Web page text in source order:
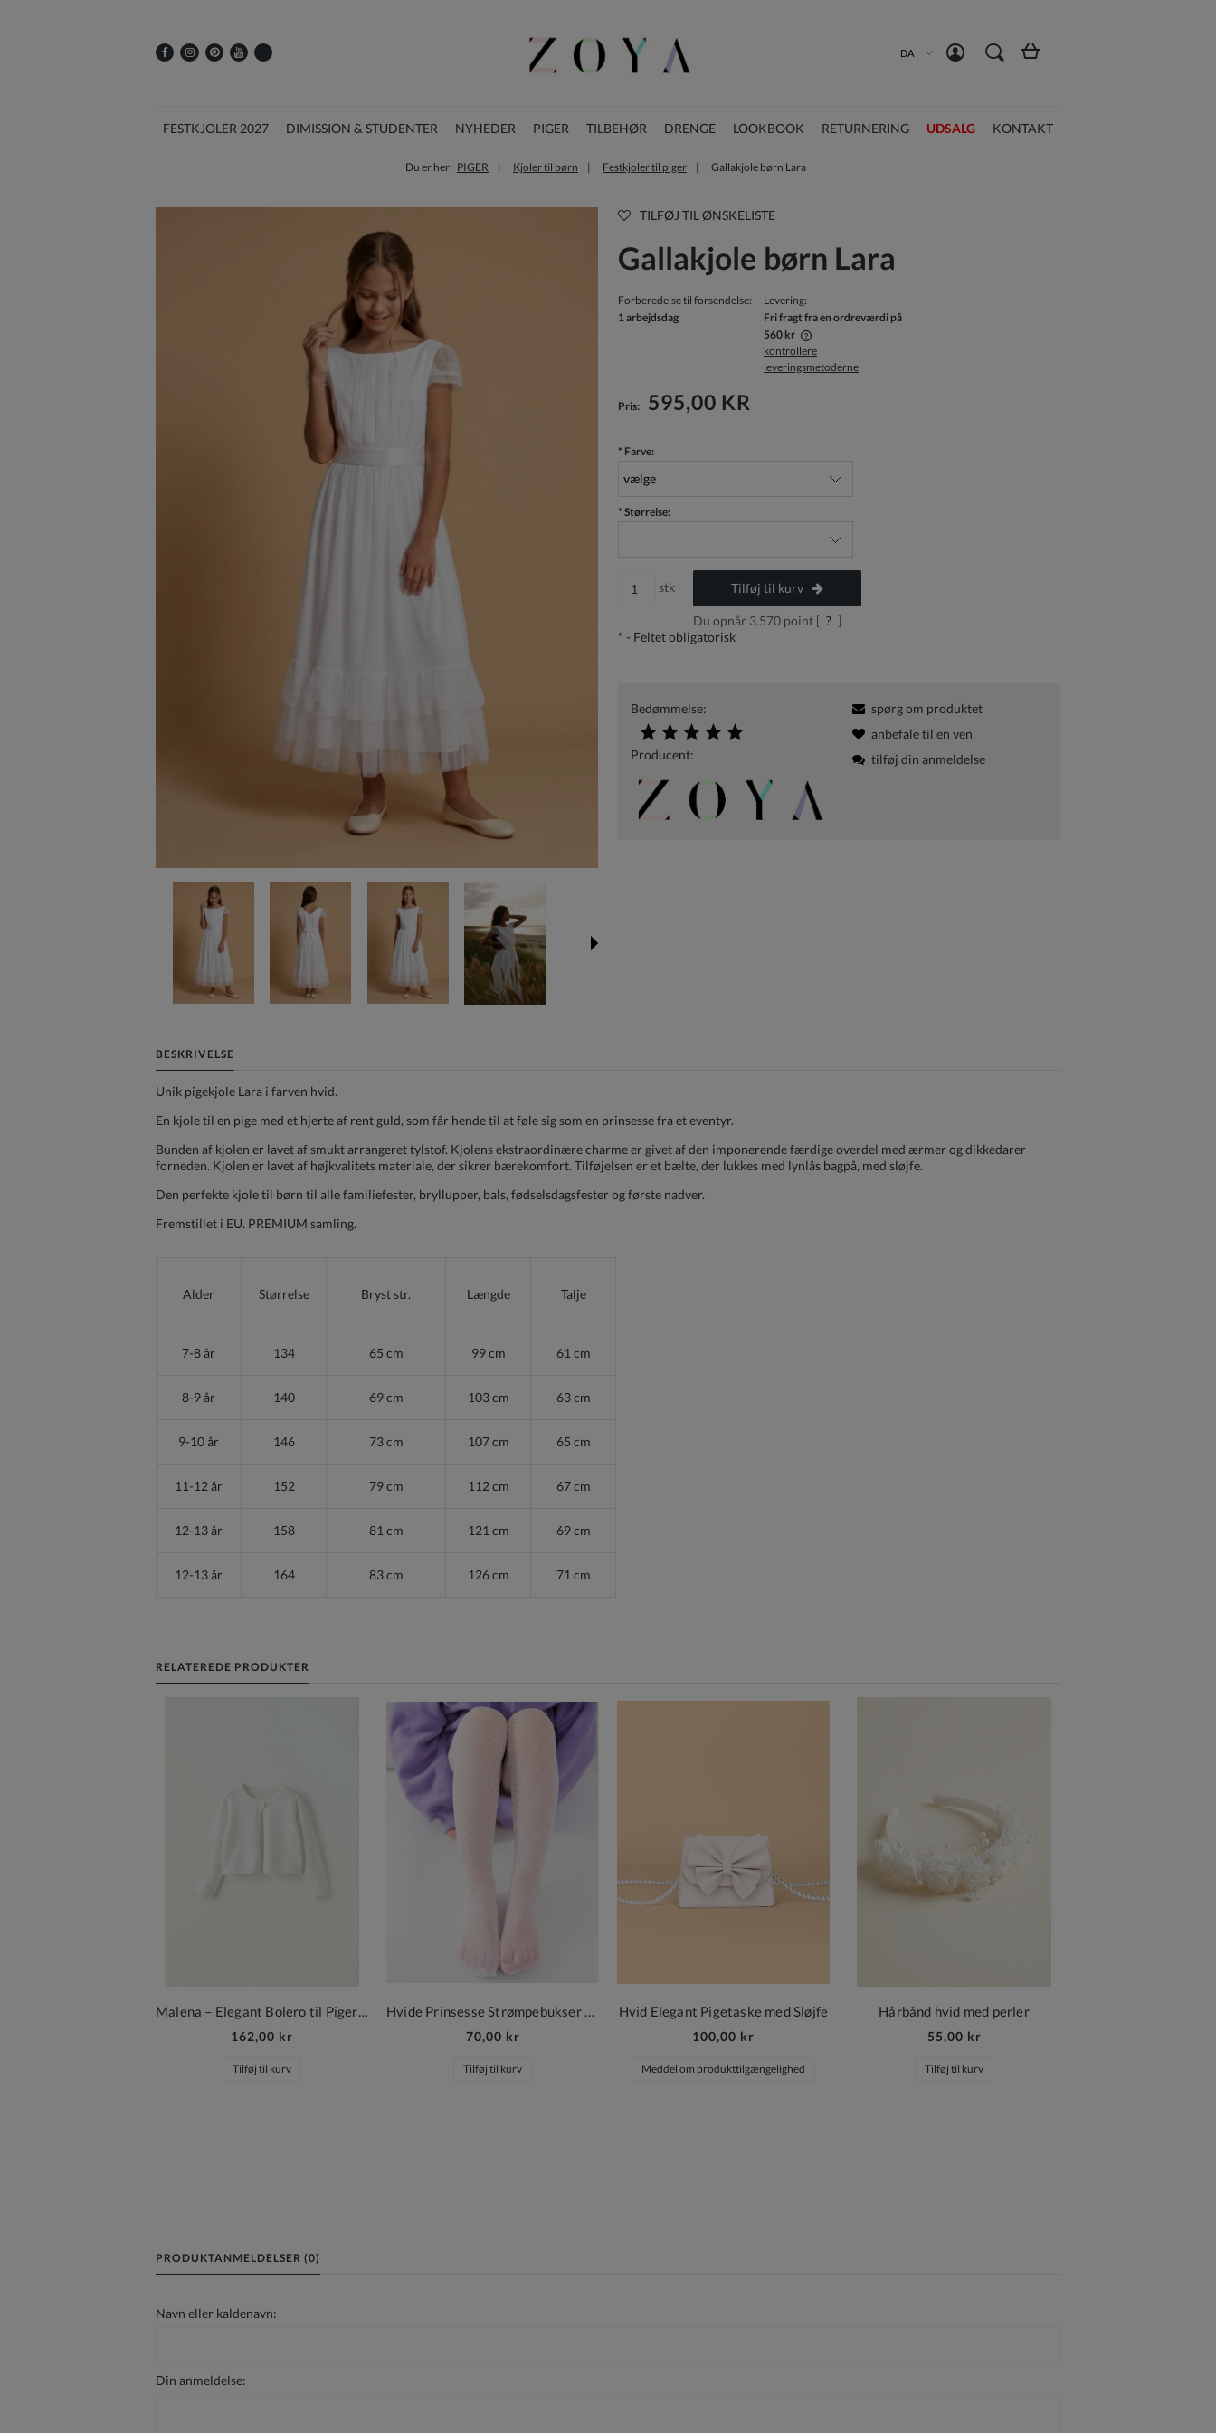
DA
FESTKJOLER 2027 DIMISSION & STUDENTER NYHEDER PIGER TILBEHØR DRENGE LOOKBOOK RETURNERING UDSALG KONTAKT
Du er her: PIGER Kjoler til børn Festkjoler til piger Gallakjole børn Lara
TILFØJ TIL ØNSKELISTE
Gallakjole børn Lara
Forberedelse til forsendelse:
1 arbejdsdag
Levering:
Fri fragt fra en ordreværdi på
560 kr
betalingsomkostninger
kontrollere
leveringsmetoderne
Pris: 595,00 KR
* Farve:
* Størrelse:
stk Tilføj til kurv
Du opnår 3.570point [ ? ]
* - Feltet obligatorisk
Bedømmelse:
Producent:
spørg om produktet
anbefale til en ven
tilføj din anmeldelse
BESKRIVELSE
Unik pigekjole Lara i farven hvid.
En kjole til en pige med et hjerte af rent guld, som får hende til at føle sig som en prinsesse fra et eventyr.
Bunden af kjolen er lavet af smukt arrangeret tylstof. Kjolens ekstraordinære charme er givet af den imponerende færdige overdel med ærmer og dikkedarer
forneden. Kjolen er lavet af højkvalitets materiale, der sikrer bærekomfort. Tilføjelsen er et bælte, der lukkes med lynlås bagpå, med sløjfe.
Den perfekte kjole til børn til alle familiefester, bryllupper, bals, fødselsdagsfester og første nadver.
Fremstillet i EU. PREMIUM samling.
Alder Størrelse Bryst str. Længde Talje
7-8 år 134 65 cm 99 cm 61 cm
8-9 år 140 69 cm 103 cm 63 cm
9-10 år 146 73 cm 107 cm 65 cm
11-12 år 152 79 cm 112 cm 67 cm
12-13 år 158 81 cm 121 cm 69 cm
12-13 år 164 83 cm 126 cm 71 cm
RELATEREDE PRODUKTER
Malena – Elegant Bolero til Piger i Cremehvid med Blomsterstruktur
162,00 kr
Tilføj til kurv
Hvide Prinsesse Strømpebukser med Glans
70,00 kr
Tilføj til kurv
Hvid Elegant Pigetaske med Sløjfe
100,00 kr
Meddel om produkttilgængelighed
Hårbånd hvid med perler
55,00 kr
Tilføj til kurv
PRODUKTANMELDELSER (0)
Navn eller kaldenavn:
Din anmeldelse: